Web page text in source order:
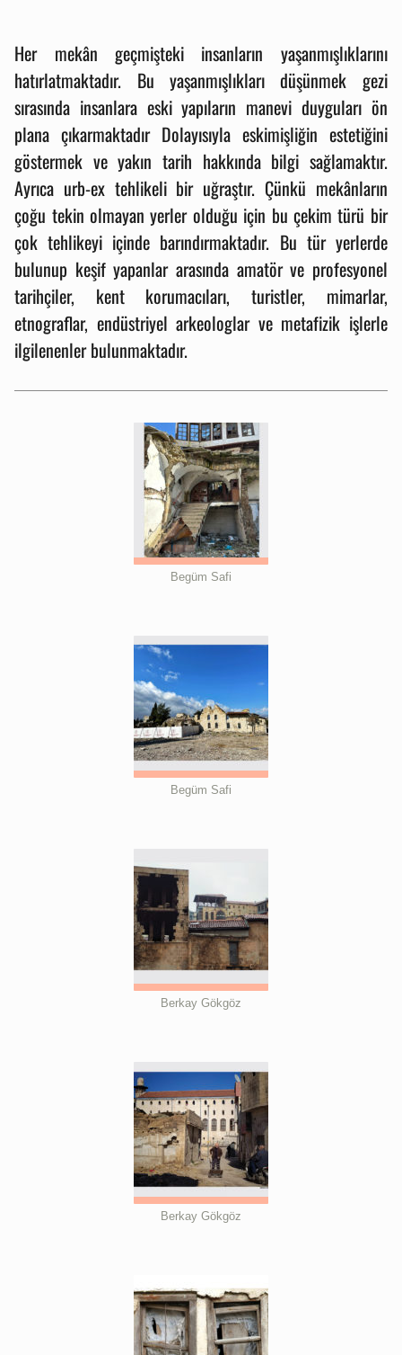
Her mekân geçmişteki insanların yaşanmışlıklarını
hatırlatmaktadır. Bu yaşanmışlıkları düşünmek gezi
sırasında insanlara eski yapıların manevi duyguları ön
plana çıkarmaktadır Dolayısıyla eskimişliğin estetiğini
göstermek ve yakın tarih hakkında bilgi sağlamaktır.
Ayrıca urb-ex tehlikeli bir uğraştır. Çünkü mekânların
çoğu tekin olmayan yerler olduğu için bu çekim türü bir
çok tehlikeyi içinde barındırmaktadır. Bu tür yerlerde
bulunup keşif yapanlar arasında amatör ve profesyonel
tarihçiler, kent korumacıları, turistler, mimarlar,
etnograflar, endüstriyel arkeologlar ve metafizik işlerle
ilgilenenler bulunmaktadır.
Begüm Safi
Begüm Safi
Berkay Gökgöz
Berkay Gökgöz